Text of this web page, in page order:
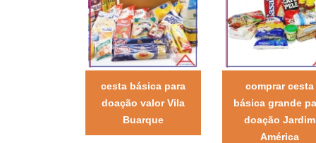
cesta básica para
doação valor Vila
Buarque
comprar cesta
básica grande
doação Jardim
América